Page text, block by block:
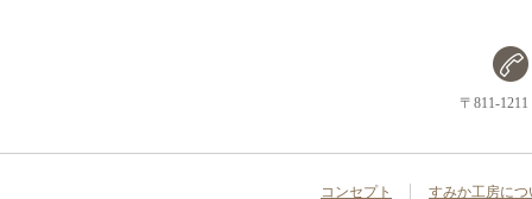
〒811-
コンセプト すみか工房につ